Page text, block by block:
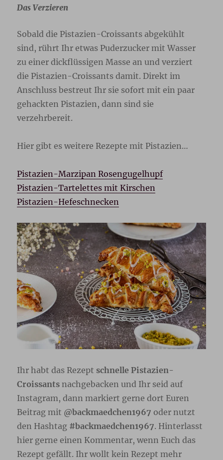
Das Verzieren
Sobald die Pistazien-Croissants abgekühlt
sind, rührt Ihr etwas Puderzucker mit Wasser
zu einer dickflüssigen Masse an und verziert
die Pistazien-Croissants damit. Direkt im
Anschluss bestreut Ihr sie sofort mit ein paar
gehackten Pistazien, dann sind sie
verzehrbereit.
Hier gibt es weitere Rezepte mit Pistazien…
Pistazien-Marzipan Rosengugelhupf
Pistazien-Tartelettes mit Kirschen
Pistazien-Hefeschnecken
Ihr habt das Rezept schnelle Pistazien-
Croissants nachgebacken und Ihr seid auf
Instagram, dann markiert gerne dort Euren
Beitrag mit @backmaedchen1967 oder nutzt
den Hashtag #backmaedchen1967. Hinterlasst
hier gerne einen Kommentar, wenn Euch das
Rezept gefällt. Ihr wollt kein Rezept mehr